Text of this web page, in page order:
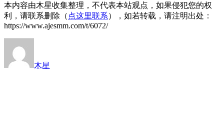
本内容由木星收集整理，不代表本站观点，如果侵犯您的权
利，请联系删除（ 点这里联系），如若转载，请注明出处：
https://www.ajesmm.com/t/6072/
木星